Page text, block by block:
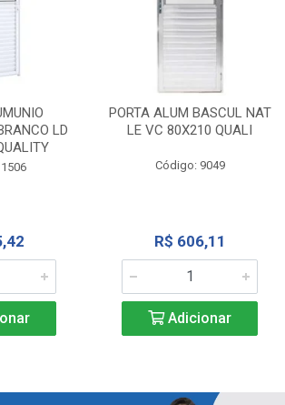
LD
PORTA ALUM BASCUL NAT
LE VC 80X210 QUALI
Código: 9049
R$ 606,11
Adicionar